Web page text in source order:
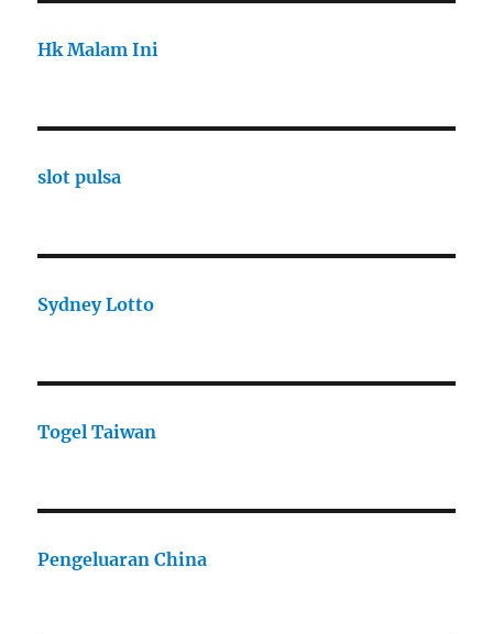
Hk Malam Ini
slot pulsa
Sydney Lotto
Togel Taiwan
Pengeluaran China